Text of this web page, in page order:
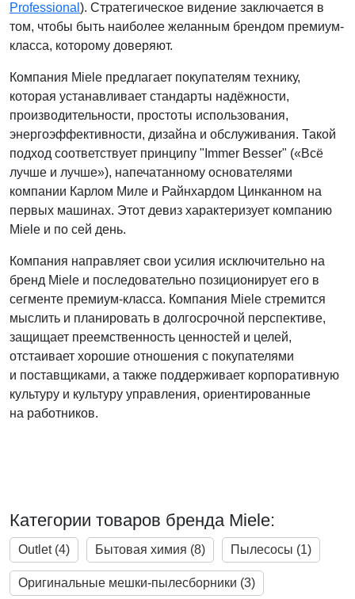
Professional ). Стратегическое видение заключается в
том, чтобы быть наиболее желанным брендом премиум-
класса, которому доверяют.
Компания Miele предлагает покупателям технику,
которая устанавливает стандарты надёжности,
производительности, простоты использования,
энергоэффективности, дизайна и обслуживания. Такой
подход соответствует принципу "Immer Besser" («Всё
лучше и лучше»), напечатанному основателями
компании Карлом Миле и Райнхардом Цинканном на
первых машинах. Этот девиз характеризует компанию
Miele и по сей день.
Компания направляет свои усилия исключительно на
бренд Miele и последовательно позиционирует его в
сегменте премиум-класса. Компания Miele стремится
мыслить и планировать в долгосрочной перспективе,
защищает преемственность ценностей и целей,
отстаивает хорошие отношения с покупателями
и поставщиками, а также поддерживает корпоративную
культуру и культуру управления, ориентированные
на работников.
Категории товаров бренда Miele:
Outlet (4) Бытовая химия (8) Пылесосы (1)
Оригинальные мешки-пылесборники (3)